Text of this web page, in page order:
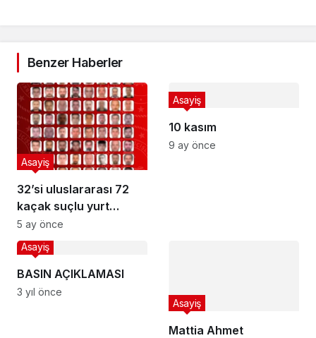
Benzer Haberler
32’si uluslararası 72
kaçak suçlu yurt
dışından Türkiye’ye
iade edildi
Asayiş
5 ay önce
10 kasım
Asayiş
9 ay önce
BASIN AÇIKLAMASI
Asayiş
3 yıl önce
Mattia Ahmet
Asayiş